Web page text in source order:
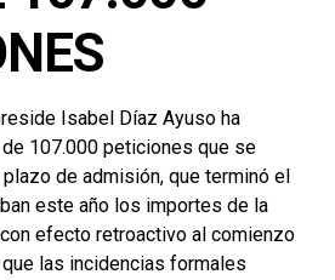
Isabel Díaz Ayuso ha
107.000 peticiones que se
de admisión, que terminó el
este año los importes de la
efecto retroactivo al comienzo
las incidencias formales